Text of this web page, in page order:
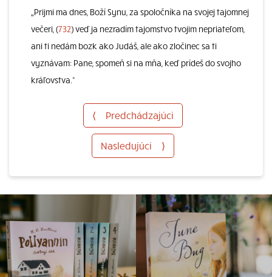
„Prijmi ma dnes, Boží Synu, za spoločníka na svojej tajomnej
večeri, (732) veď ja nezradím tajomstvo tvojim nepriateľom,
ani ti nedám bozk ako Judáš, ale ako zločinec sa ti
vyznávam: Pane, spomeň si na mňa, keď prídeš do svojho
kráľovstva.“
⟨ Predchádzajúci
Nasledujúci ⟩